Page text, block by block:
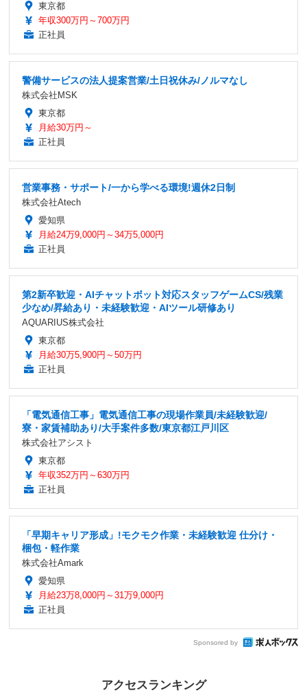
東京都
年収300万円～700万円
正社員
警備サービスの法人提案営業/土日祝休み/ノルマなし
株式会社MSK
東京都
月給30万円～
正社員
営業事務・サポート/一から学べる環境!週休2日制
株式会社Atech
愛知県
月給24万9,000円～34万5,000円
正社員
第2新卒歓迎・AIチャットボット対応スタッフゲームCS/残業
少なめ/昇給あり・未経験歓迎・AIツール研修あり
AQUARIUS株式会社
東京都
月給30万5,900円～50万円
正社員
「電気通信工事」電気通信工事の現場作業員/未経験歓迎/
寮・家賃補助あり/大手案件多数/東京都江戸川区
株式会社アシスト
東京都
年収352万円～630万円
正社員
「早期キャリア形成」!モクモク作業・未経験歓迎 仕分け・
梱包・軽作業
株式会社Amark
愛知県
月給23万8,000円～31万9,000円
正社員
Sponsored by
アクセスランキング